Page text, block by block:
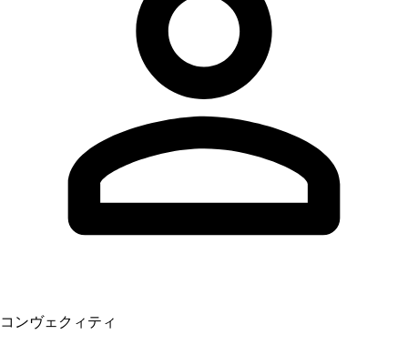
コンヴェクィティ